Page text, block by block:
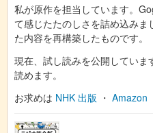
私が原作を担当しています。
て感じたたのしさを詰め込み
た内容を再構築したものです。
現在、試し読みを公開していま
読めます。
お求めは NHK 出版 ・ Amazon